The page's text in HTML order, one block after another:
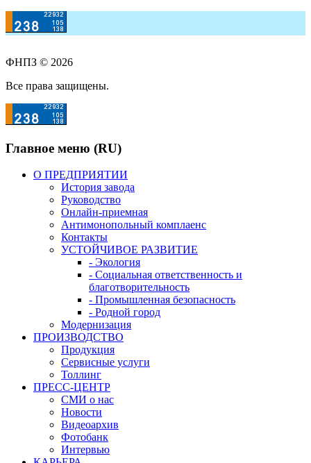
ФНПЗ © 2026
Все права защищены.
Главное меню (RU)
О ПРЕДПРИЯТИИ
История завода
Руководство
Онлайн-приемная
Антимонопольный комплаенс
Контакты
УСТОЙЧИВОЕ РАЗВИТИЕ
- Экология
- Социальная ответственность и
благотворительность
- Промышленная безопасность
- Родной город
Модернизация
ПРОИЗВОДСТВО
Продукция
Сервисные услуги
Толлинг
ПРЕСС-ЦЕНТР
СМИ о нас
Новости
Видеоархив
Фотобанк
Интервью